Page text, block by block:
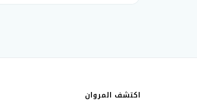
اكتشف المروان